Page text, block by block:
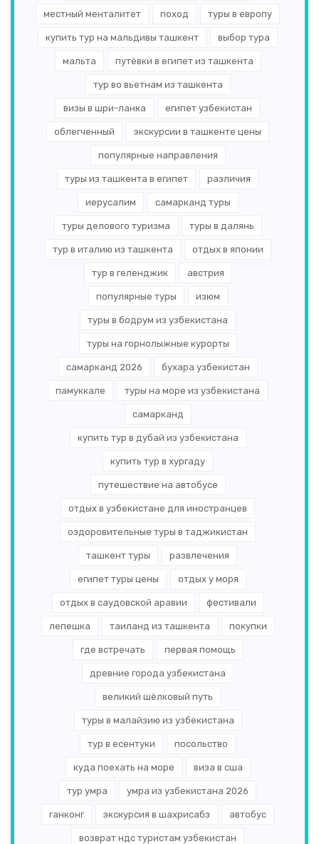
местный менталитет поход туры в европу
купить тур на мальдивы ташкент выбор тура
мальта путёвки в египет из ташкента
тур во вьетнам из ташкента
визы в шри-ланка египет узбекистан
облегченный экскурсии в ташкенте цены
популярные направления
туры из ташкента в египет различия
иерусалим самарканд туры
туры делового туризма туры в далянь
тур в италию из ташкента отдых в японии
тур в геленджик австрия
популярные туры изюм
туры в бодрум из узбекистана
туры на горнолыжные курорты
самарканд 2026 бухара узбекистан
памуккале туры на море из узбекистана
самарканд
купить тур в дубай из узбекистана
купить тур в хургаду
путешествие на автобусе
отдых в узбекистане для иностранцев
оздоровительные туры в таджикистан
ташкент туры развлечения
египет туры цены отдых у моря
отдых в саудовской аравии фестивали
лепешка таиланд из ташкента покупки
где встречать первая помощь
древние города узбекистана
великий шёлковый путь
туры в малайзию из узбекистана
тур в есентуки посольство
куда поехать на море виза в сша
тур умра умра из узбекистана 2026
ганконг экскурсия в шахрисабз автобус
возврат ндс туристам узбекистан